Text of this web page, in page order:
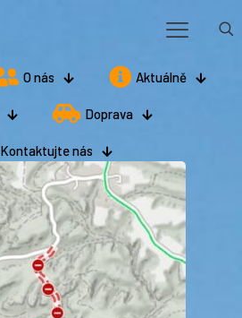
O nás Aktuálně
Doprava
Kontaktujte nás